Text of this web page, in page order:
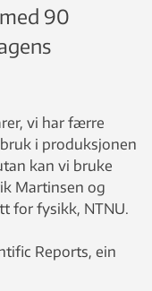
90
vi har færre
i produksjonen
kan vi bruke
Martinsen og
for fysikk, NTNU.
Reports, ein